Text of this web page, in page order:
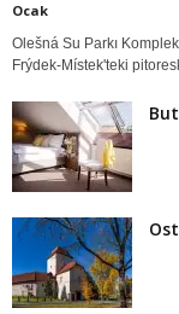
Ocak
Olešná Su Parkı
Frýdek-Místek'teki